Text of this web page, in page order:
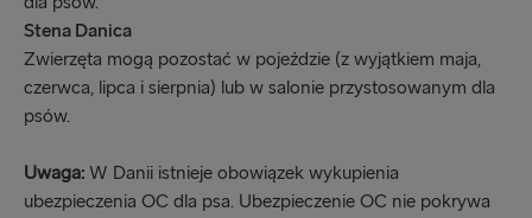
Stena Danica
Zwierzęta mogą pozostać w pojeździe (z wyjątkiem maja,
czerwca, lipca i sierpnia) lub w salonie przystosowanym dla
psów.
Uwaga: W Danii istnieje obowiązek wykupienia
ubezpieczenia OC dla psa. Ubezpieczenie OC nie pokrywa